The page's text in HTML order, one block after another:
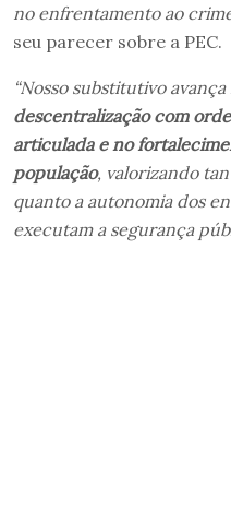
no enfrentamento ao
seu parecer sobre a PEC.
“Nosso substitutivo
descentralização com
articulada e no
população, valorizando
quanto a autonomia dos
executam a segurança